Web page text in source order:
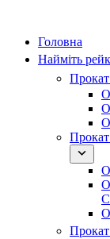
Головна
Найміть
Прокат
Прокат